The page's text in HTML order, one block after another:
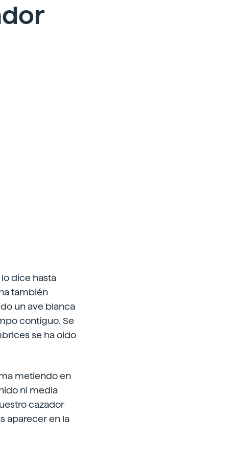
dice hasta
también
un ave blanca
contiguo. Se
se ha oido
metiendo en
ni media
cazador
aparecer en la